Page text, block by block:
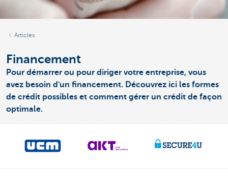
Articles
Financement
Pour démarrer ou pour diriger votre entreprise, vous
avez besoin d'un financement. Découvrez ici les formes
de crédit possibles et comment gérer un crédit de façon
optimale.